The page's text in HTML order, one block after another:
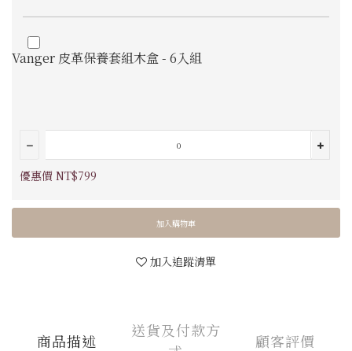
Vanger 皮革保養套組木盒 - 6入組
優惠價 NT$799
加入購物車
加入追蹤清單
商品描述
送貨及付款方
顧客評價